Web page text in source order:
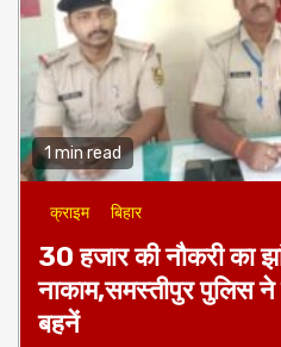
1 min read
क्राइम बिहार
30 हजार की नौकरी का
नाकाम,समस्तीपुर पुलिस
बहनें